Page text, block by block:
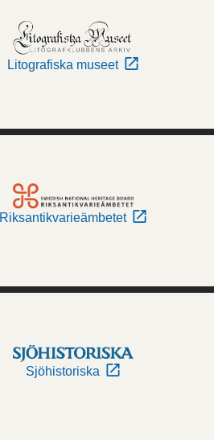
Litografiska museet
Riksantikvarieämbetet
Sjöhistoriska